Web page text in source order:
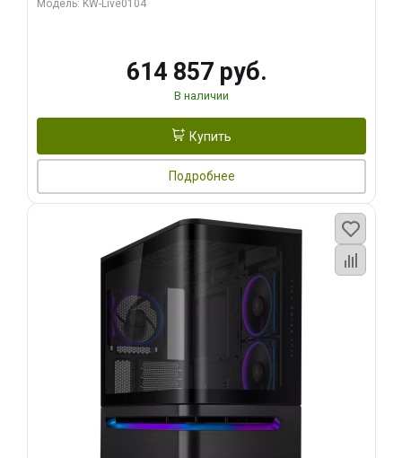
Модель: KW-Live0104
614 857 руб.
В наличии
Купить
Подробнее